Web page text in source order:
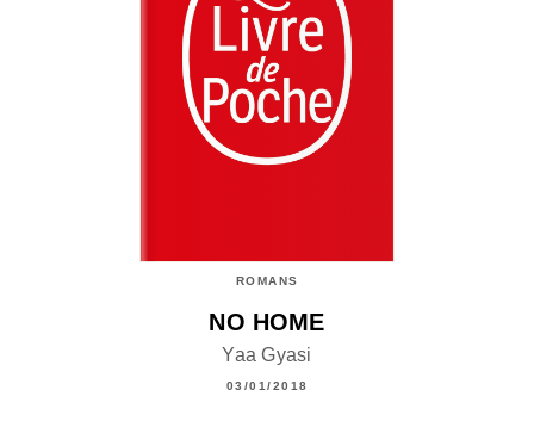
ROMANS
NO HOME
Yaa Gyasi
03/01/2018